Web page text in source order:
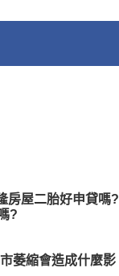
房屋二胎好申貸嗎?
?
萎縮會造成什麼影